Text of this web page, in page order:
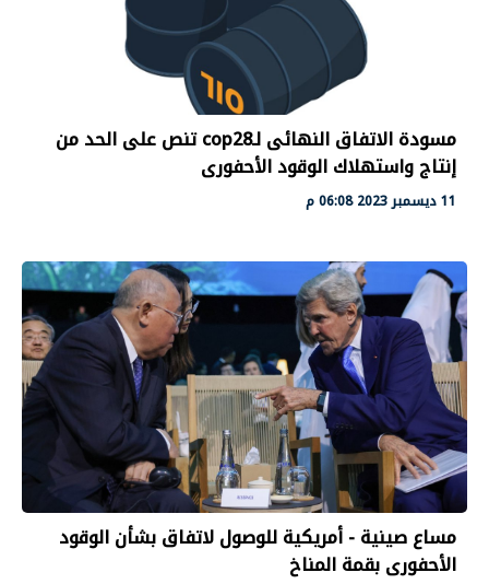
مسودة الاتفاق النهائى لـcop28 تنص على الحد من
إنتاج واستهلاك الوقود الأحفورى
11 ديسمبر 2023 06:08 م
مساع صينية - أمريكية للوصول لاتفاق بشأن الوقود
الأحفورى بقمة المناخ